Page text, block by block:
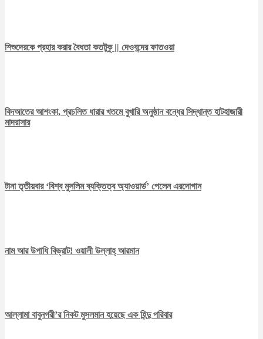
শিশুদেরকে প্রহার করার বৈধতা কতটুকু || দেওবন্দের ফাতওয়া
বিদআতের আশংকা, প্রচলিত ধারার খতমে বুখারি অনুষ্ঠান বন্ধের সিদ্ধান্ত হাটহাজারী
মাদরাসার
টানা তৃতীয়বার ‘বিশ্ব মুসলিম ব্যক্তিত্ব অ্যাওয়ার্ড’ পেলেন এরদোগান
নাম আর উপাধি বিভ্রাট! ওয়ালী উল্লাহ্‌ আরমান
আল্লামা বাবুনগরী’র নিকট মুসলমান হয়েছে এক হিন্দু পরিবার